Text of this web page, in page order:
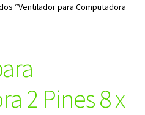
hijo
“Ventilador para Computadora
2 Pines 8 x